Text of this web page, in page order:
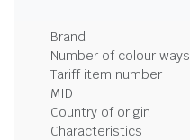
Brand
Number of colour ways
Tariff item number
MID
Country of origin
Characteristics